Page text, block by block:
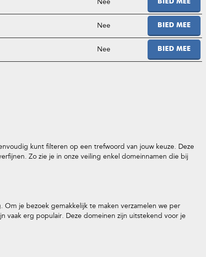
Nee BIED MEE
Nee BIED MEE
Nee BIED MEE
kunt filteren op een trefwoord van jouw keuze. Deze
Zo zie je in onze veiling enkel domeinnamen die bij
je bezoek gemakkelijk te maken verzamelen we per
vaak erg populair. Deze domeinen zijn uitstekend voor je